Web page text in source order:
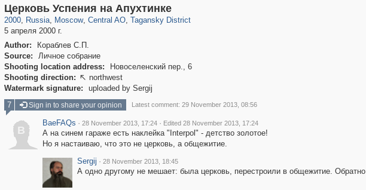
Церковь Успения на Апухтинке
2000, Russia
1,406,242 29,243
, Moscow
319,779 8,286
, Central AO
159,978 5,916
, Tagansky District
10,738 402
5 апреля 2000 г.
Author:
Кораблев С.П.
Source:
Личное собрание
Shooting location address:
Новоселенский пер., 6
Shooting direction:  northwest
Watermark signature:
uploaded by Sergij
7 Sign in to share your opinion Latest comment: 29 November 2013, 08:56
B
BaeFAQs · 28 November 2013, 17:24 · Edited 28 November 2013, 17:24
А на синем гараже есть наклейка "Interpol" - детство золотое!
Но я настаиваю, что это не церковь, а общежитие.
Sergij · 28 November 2013, 18:45
А одно другому не мешает: была церковь, перестроили в общежитие.